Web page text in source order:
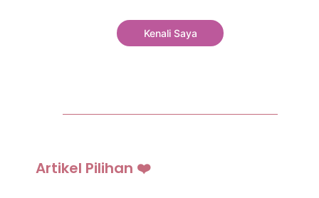
Kenali Saya
Artikel Pilihan ❤️